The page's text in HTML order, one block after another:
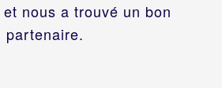
nous a trouvé un bon
partenaire.